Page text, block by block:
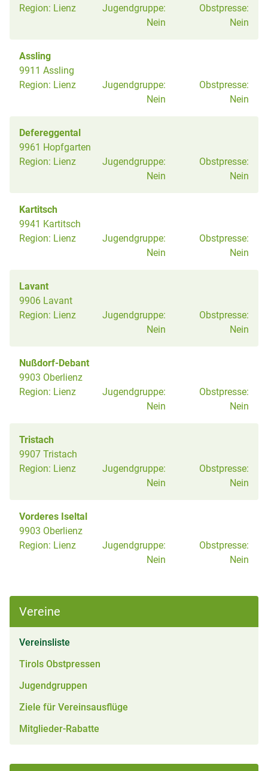
Vereine
Vereinsliste
Tirols Obstpressen
Jugendgruppen
Ziele für Vereinsausflüge
Mitglieder-Rabatte
Region: Lienz
Jugendgruppe:
Nein
Obstpresse:
Nein
Assling
9911 Assling
Region: Lienz
Jugendgruppe:
Nein
Obstpresse:
Nein
Defereggental
9961 Hopfgarten
Region: Lienz
Jugendgruppe:
Nein
Obstpresse:
Nein
Kartitsch
9941 Kartitsch
Region: Lienz
Jugendgruppe:
Nein
Obstpresse:
Nein
Lavant
9906 Lavant
Region: Lienz
Jugendgruppe:
Nein
Obstpresse:
Nein
Nußdorf-Debant
9903 Oberlienz
Region: Lienz
Jugendgruppe:
Nein
Obstpresse:
Nein
Tristach
9907 Tristach
Region: Lienz
Jugendgruppe:
Nein
Obstpresse:
Nein
Vorderes Iseltal
9903 Oberlienz
Region: Lienz
Jugendgruppe:
Nein
Obstpresse:
Nein